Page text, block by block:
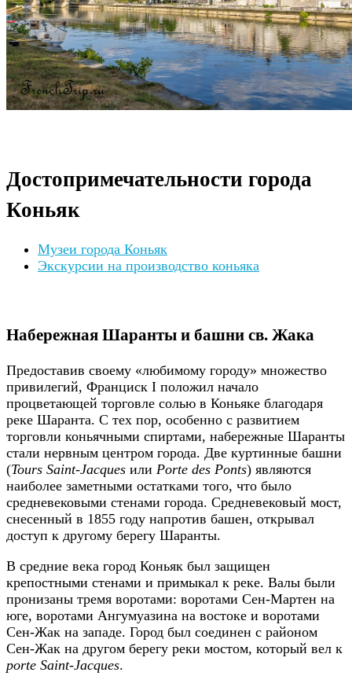
Достопримечательности города
Коньяк
Музеи города Коньяк
Экскурсии на производство коньяка
Набережная Шаранты и башни св. Жака
Предоставив своему «любимому городу» множество
привилегий, Франциск I положил начало
процветающей торговле солью в Коньяке благодаря
реке Шаранта. С тех пор, особенно с развитием
торговли коньячными спиртами, набережные Шаранты
стали нервным центром города. Две куртинные башни
(Tours Saint-Jacques или Porte des Ponts) являются
наиболее заметными остатками того, что было
средневековыми стенами города. Средневековый мост,
снесенный в 1855 году напротив башен, открывал
доступ к другому берегу Шаранты.
В средние века город Коньяк был защищен
крепостными стенами и примыкал к реке. Валы были
пронизаны тремя воротами: воротами Сен-Мартен на
юге, воротами Ангумуазина на востоке и воротами
Сен-Жак на западе. Город был соединен с районом
Сен-Жак на другом берегу реки мостом, который вел к
porte Saint-Jacques.